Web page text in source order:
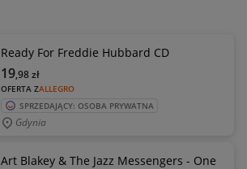
Ready For Freddie Hubbard CD
OFERTA ZALLEGRO
19,98zł
SPRZEDAJĄCY: OSOBA PRYWATNA
Gdynia
Art Blakey & The Jazz Messengers - One